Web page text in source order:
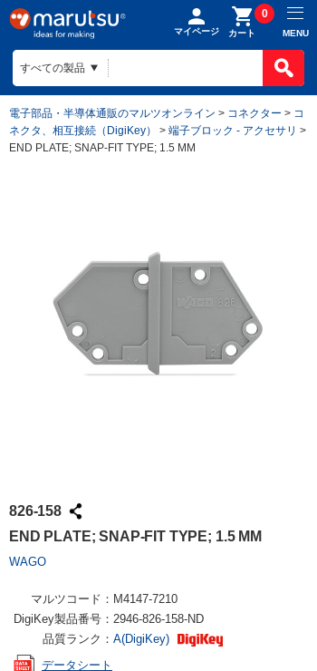
マイページ カート
0
MENU
電子部品・半導体通販のマルツオンライン > コネクター > コ
ネクタ、相互接続（DigiKey）
> 端子ブロック - アクセサリ >
END PLATE; SNAP-FIT TYPE; 1.5 MM
826-158
END PLATE; SNAP-FIT TYPE; 1.5 MM
WAGO
マルツコード： M4147-7210
DigiKey製品番号： 2946-826-158-ND
品質ランク： A(DigiKey)
データシート